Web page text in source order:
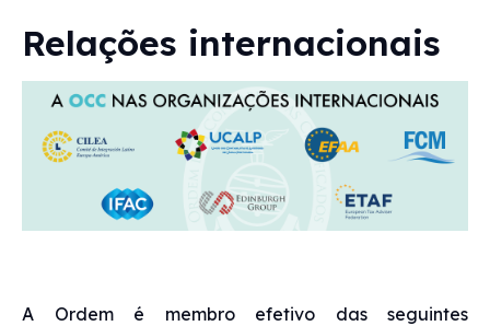
Relações internacionais
A Ordem é membro efetivo das seguintes